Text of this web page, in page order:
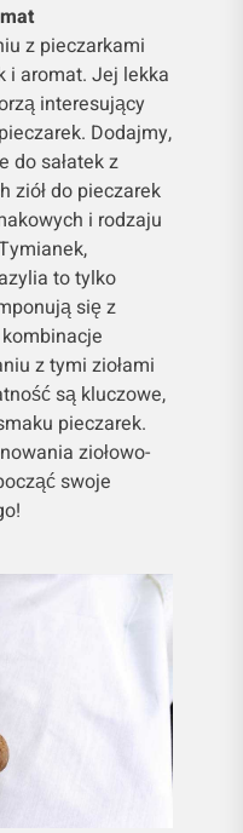
z pieczarkami
i aromat. Jej lekka
interesujący
Dodajmy,
do sałatek z
ziół do pieczarek
i rodzaju
to tylko
się z
z tymi ziołami
są kluczowe,
pieczarek.
ziołowo-
swoje